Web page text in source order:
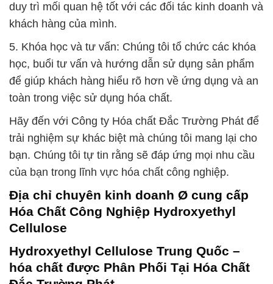
duy trì mối quan hệ tốt với các đối tác kinh doanh và
khách hàng của mình.
5. Khóa học và tư vấn: Chúng tôi tổ chức các khóa
học, buổi tư vấn và hướng dẫn sử dụng sản phẩm
để giúp khách hàng hiểu rõ hơn về ứng dụng và an
toàn trong việc sử dụng hóa chất.
Hãy đến với Công ty Hóa chất Đắc Trường Phát để
trải nghiệm sự khác biệt mà chúng tôi mang lại cho
bạn. Chúng tôi tự tin rằng sẽ đáp ứng mọi nhu cầu
của bạn trong lĩnh vực hóa chất công nghiệp.
Địa chỉ chuyên kinh doanh Ø cung cấp
Hóa Chất Công Nghiệp Hydroxyethyl
Cellulose
Hydroxyethyl Cellulose Trung Quốc –
hóa chất được Phân Phối Tại Hóa Chất